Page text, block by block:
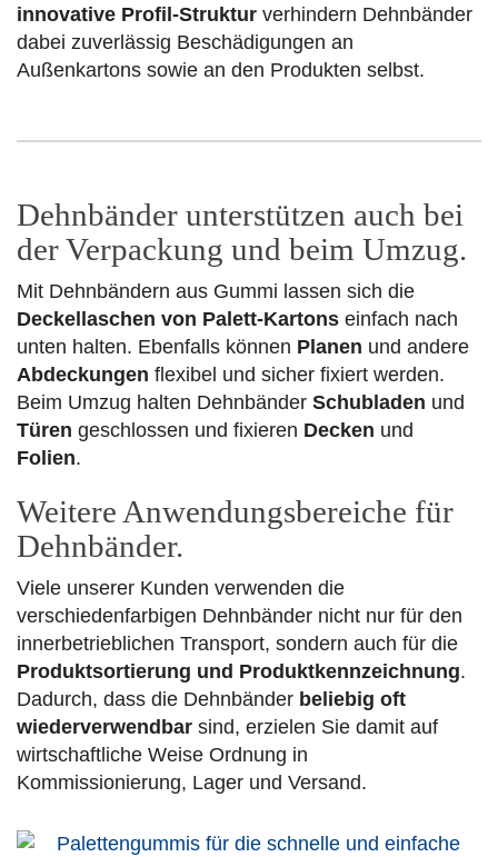
innovative Profil-Struktur verhindern Dehnbänder
dabei zuverlässig Beschädigungen an
Außenkartons sowie an den Produkten selbst.
Dehnbänder unterstützen auch bei
der Verpackung und beim Umzug.
Mit Dehnbändern aus Gummi lassen sich die
Deckellaschen von Palett-Kartons einfach nach
unten halten. Ebenfalls können Planen und andere
Abdeckungen flexibel und sicher fixiert werden.
Beim Umzug halten Dehnbänder Schubladen und
Türen geschlossen und fixieren Decken und
Folien.
Weitere Anwendungsbereiche für
Dehnbänder.
Viele unserer Kunden verwenden die
verschiedenfarbigen Dehnbänder nicht nur für den
innerbetrieblichen Transport, sondern auch für die
Produktsortierung und Produktkennzeichnung.
Dadurch, dass die Dehnbänder beliebig oft
wiederverwendbar sind, erzielen Sie damit auf
wirtschaftliche Weise Ordnung in
Kommissionierung, Lager und Versand.